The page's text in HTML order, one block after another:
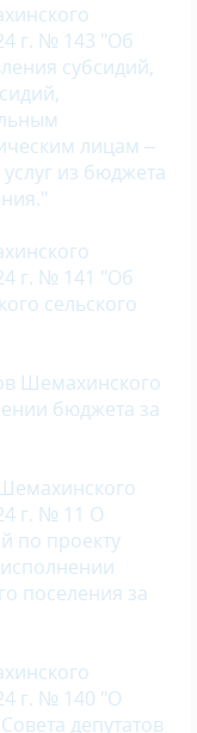
г. № 143 "Об
субсидий,
лицам –
из бюджета
г. № 141 "Об
сельского
Шемахинского
бюджета за
г. № 11 О
по проекту
поселения за
г. № 140 "О
депутатов